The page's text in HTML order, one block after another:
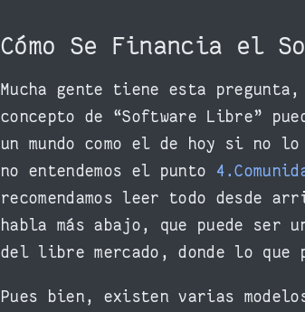
Cómo Se Financia el
Mucha gente tiene esta
concepto de “Software Libre”
un mundo como el de hoy si no
no entendemos el punto
recomendamos leer todo desde
habla más abajo, que puede ser
del libre mercado, donde lo que
Pues bien, existen varias